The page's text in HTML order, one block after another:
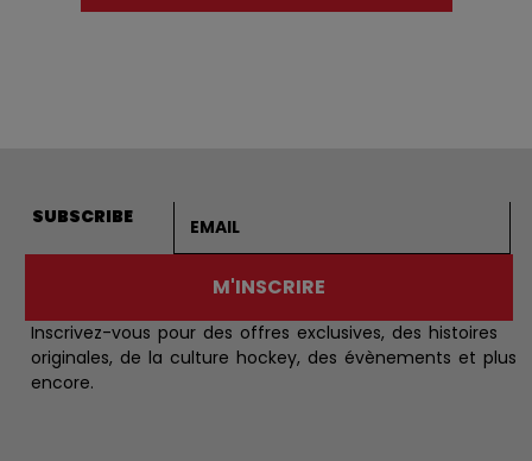
SUBSCRIBE
M'INSCRIRE
Inscrivez-vous pour des offres exclusives, des histoires
originales, de la culture hockey, des évènements et plus
encore.